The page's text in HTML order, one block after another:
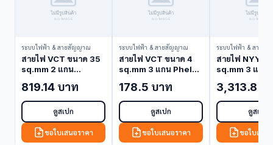
ระบบไฟฟ้า & สายสัญญาณ
สายไฟ VCT ขนาด 35
sq.mm 2 แกน
VCT-35-2C (VCT
Cable)
819.14 บาท
ดูสเปก
ขอใบเสนอราคา
ระบบไฟฟ้า & สายสัญญาณ
สายไฟ VCT ขนาด 4
sq.mm 3 แกน Phelps
(VCT Cable)
178.5 บาท
ดูสเปก
ขอใบเสนอราคา
ระบบไฟฟ้า & สายสั
สายไฟ NYY ข
sq.mm 3 แกน
(NYY Cable)
3,313.8 บ
ดูสเปก
ขอใบเสน